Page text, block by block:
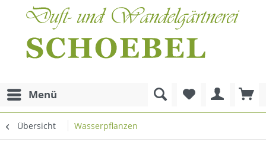
Menü
Übersicht Wasserpflanzen